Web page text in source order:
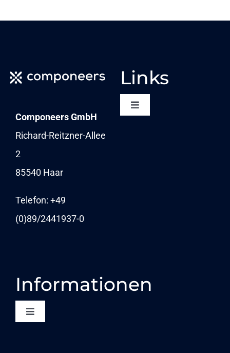
Componeers GmbH
Richard-Reitzner-Allee
2
85540 Haar
Telefon: +49
(0)89/2441937-0
Links
Toggle
NEWSLETTER
NEWS
Informationen
Toggle